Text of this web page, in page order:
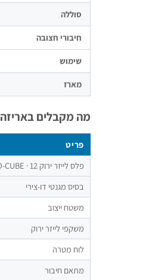
סוללה
חיבורי חצובה
שימוש
מארז
מה מקבלים באריזה
פריט
פלס לייזר ירוק 3D-CUBE · 12 קווים
בסיס מגנטי דו-צירי
משטח ייצוב
משקפי לייזר ירוק
לוח מטרה
מתאם חיבור